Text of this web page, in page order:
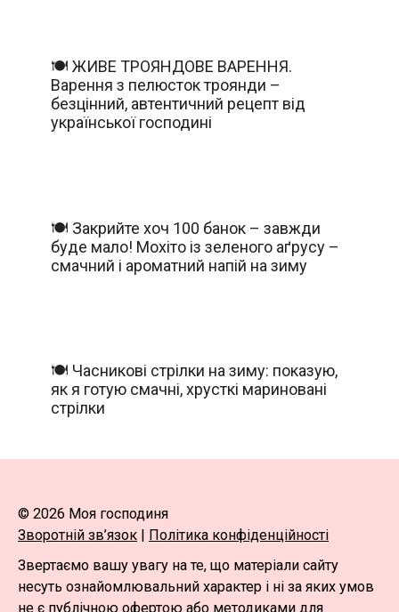
🍽️ ЖИВЕ ТРОЯНДОВЕ ВАРЕННЯ.
Варення з пелюсток троянди –
безцінний, автентичний рецепт від
української господині
🍽️ Закрийте хоч 100 банок – завжди
буде мало! Мохіто із зеленого аґрусу –
смачний і ароматний напій на зиму
🍽️ Часникові стрілки на зиму: показую,
як я готую смачні, хрусткі мариновані
стрілки
© 2026 Моя господиня
Зворотній зв’язок | Політика конфіденційності
Звертаємо вашу увагу на те, що матеріали сайту
несуть ознайомлювальний характер і ні за яких умов
не є публічною офертою або методиками для